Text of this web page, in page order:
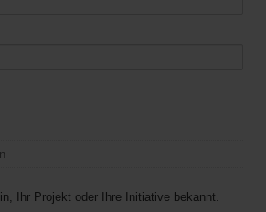
Ihr Projekt oder Ihre Initiative bekannt.